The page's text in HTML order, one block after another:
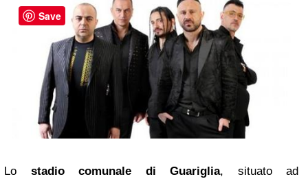
Lo stadio comunale di Guariglia, situato ad
Save